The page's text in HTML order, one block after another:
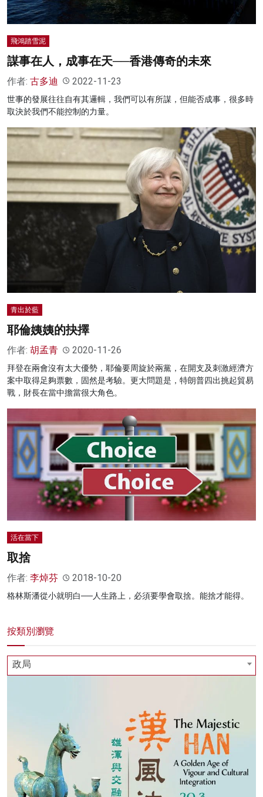
飛鴻踏雪泥
謀事在人，成事在天──香港傳奇的未來
作者: 古多迪 2022-11-23
世事的發展往往自有其邏輯，我們可以有所謀，但能否成事，很多時
取決於我們不能控制的力量。
青出於藍
耶倫姨姨的抉擇
作者: 胡孟青 2020-11-26
拜登在兩會沒有太大優勢，耶倫要周旋於兩黨，在開支及刺激經濟方
案中取得足夠票數，固然是考驗。更大問題是，特朗普四出挑起貿易
戰，財長在當中擔當很大角色。
活在當下
取捨
作者: 李焯芬 2018-10-20
格林斯潘從小就明白──人生路上，必須要學會取捨。能捨才能得。
按類別瀏覽
政局